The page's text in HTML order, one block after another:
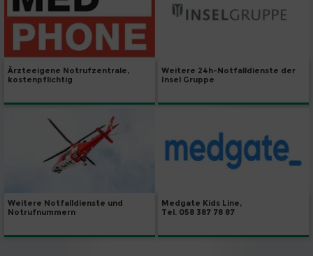
Ärzteeigene Notrufzentrale,
kostenpflichtig
Weitere 24h-Notfalldienste der
Insel Gruppe
Weitere Notfalldienste und
Notrufnummern
Medgate Kids Line,
Tel. 058 387 78 87